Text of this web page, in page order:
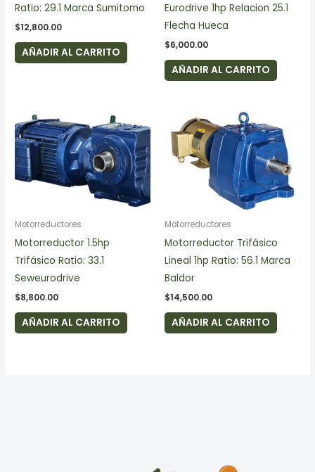
Ratio: 29.1 Marca Sumitomo
$12,800.00
AÑADIR AL CARRITO
Eurodrive 1hp Relacion 25.1
Flecha Hueca
$6,000.00
AÑADIR AL CARRITO
Motorreductores
Motorreductor 1.5hp
Trifásico Ratio: 33.1
Seweurodrive
$8,800.00
AÑADIR AL CARRITO
Motorreductores
Motorreductor Trifásico
Lineal 1hp Ratio: 56.1 Marca
Baldor
$14,500.00
AÑADIR AL CARRITO